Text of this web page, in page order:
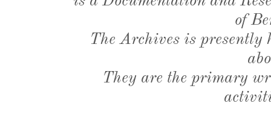
of
The Archives is presently
They are the primary